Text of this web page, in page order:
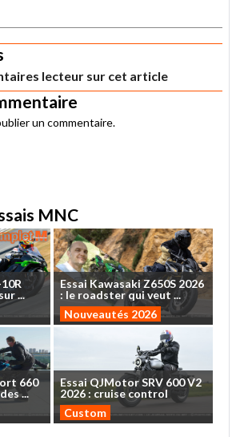
lecteur sur cet article
un commentaire.
MNC
sur...
Essai KawasakiZ650S 2026
: le roadsterquiveut ...
Nouveautés 2026
660
des...
EssaiQJMotorSRV 600V2
2026 : cruise control
Custom